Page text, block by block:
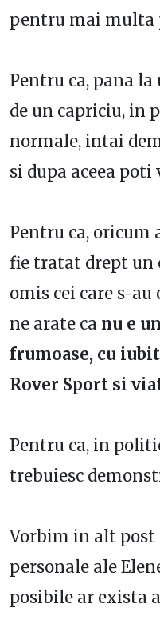
pentru mai multa
Pentru ca, pana la
de un capriciu, in
normale, intai
si dupa aceea
Pentru ca, oricum
fie tratat drept un
omis cei care s-au
ne arate ca nu e
frumoase, cu
Rover Sport si
Pentru ca, in
trebuiesc
Vorbim in alt post
personale ale
posibile ar exista